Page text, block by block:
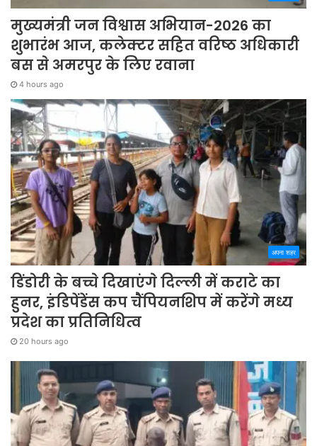
मुख्यमंत्री जन विश्वास अभियान-2026 का
शुभारंभ आज, कलेक्टर सहित वरिष्ठ अधिकारी
बस से अमरपुर के लिए रवाना
4 hours ago
अपना शहर
डिंडोरी के बच्चे दिखाएंगे दिल्ली में कराटे का
हुनर, इंडिपेंडेंस कप चैंपियनशिप में करेंगे मध्य
प्रदेश का प्रतिनिधित्व
20 hours ago